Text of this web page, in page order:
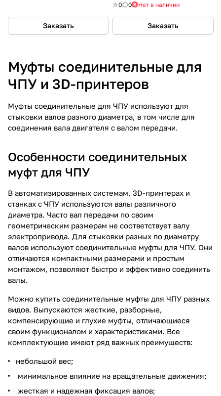
Заказать
0 0 Нет в наличии
Заказать
Муфты соединительные для
ЧПУ и 3D-принтеров
Муфты соединительные для ЧПУ используют для
стыковки валов разного диаметра, в том числе для
соединения вала двигателя с валом передачи.
Особенности соединительных
муфт для ЧПУ
В автоматизированных системам, 3D-принтерах и
станках с ЧПУ используются валы различного
диаметра. Часто вал передачи по своим
геометрическим размерам не соответствует валу
электропривода. Для стыковки разных по диаметру
валов используют соединительные муфты для ЧПУ. Они
отличаются компактными размерами и простым
монтажом, позволяют быстро и эффективно соединить
валы.
Можно купить соединительные муфты для ЧПУ разных
видов. Выпускаются жесткие, разборные,
компенсирующие и глухие муфты, отличающиеся
своим функционалом и характеристиками. Все
комплектующие имеют ряд важных преимуществ:
небольшой вес;
минимальное влияние на вращательные движения;
жесткая и надежная фиксация валов;